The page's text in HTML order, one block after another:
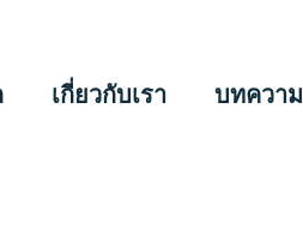
เกี่ยวกับเรา บทความ